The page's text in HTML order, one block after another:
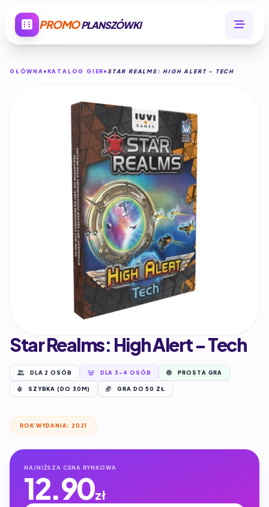
PROMOPLANSZÓWKI
GŁÓWNA KATALOG GIER STAR REALMS: HIGH ALERT - TECH
Star Realms: High Alert - Tech
DLA 2 OSÓB DLA 3-4 OSÓB PROSTA GRA
SZYBKA (DO 30M) GRA DO 50 ZŁ
ROK WYDANIA: 2021
NAJNIŻSZA CENA RYNKOWA
12.90zł